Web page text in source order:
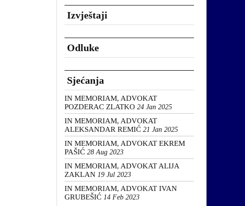
Izvještaji
Odluke
Sjećanja
IN MEMORIAM, ADVOKAT
POZDERAC ZLATKO 24 Jan 2025
IN MEMORIAM, ADVOKAT
ALEKSANDAR REMIĆ 21 Jan 2025
IN MEMORIAM, ADVOKAT EKREM
PAŠIĆ 28 Aug 2023
IN MEMORIAM, ADVOKAT ALIJA
ZAKLAN 19 Jul 2023
IN MEMORIAM, ADVOKAT IVAN
GRUBEŠIĆ 14 Feb 2023